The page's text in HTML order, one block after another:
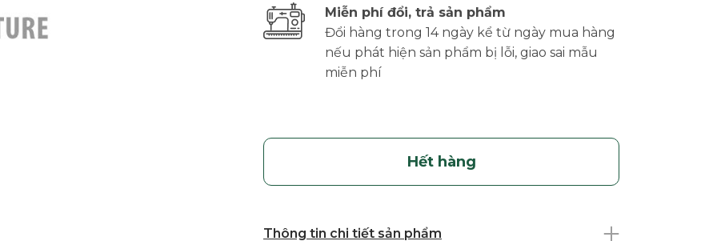
Miễn phí đổi, trả sản phẩm
Đổi hàng trong 14 ngày kể từ ngày mua hàng
nếu phát hiện sản phẩm bị lỗi, giao sai mẫu
miễn phí
Hết hàng
Thông tin chi tiết sản phẩm